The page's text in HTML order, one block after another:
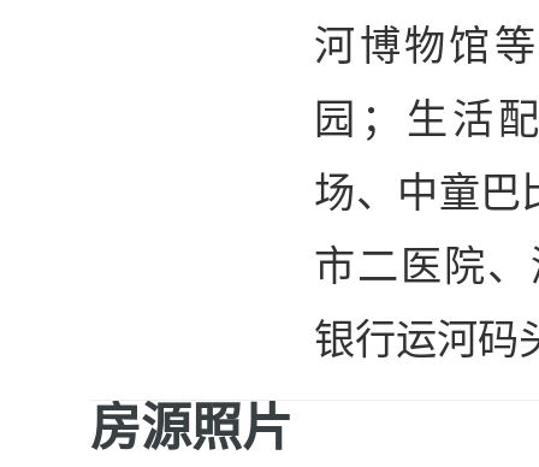
河博物馆
园；生活
场、中童巴
市二医院
银行运河码
房源照片